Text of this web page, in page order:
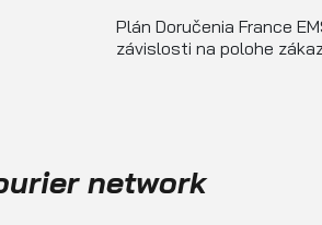
Plán Doručenia France
závislosti na polohe
network